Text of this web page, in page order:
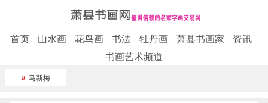
首页 山水画 花鸟画 书法 牡丹画 萧县书画家
资讯
书画艺术频道
# 马新梅